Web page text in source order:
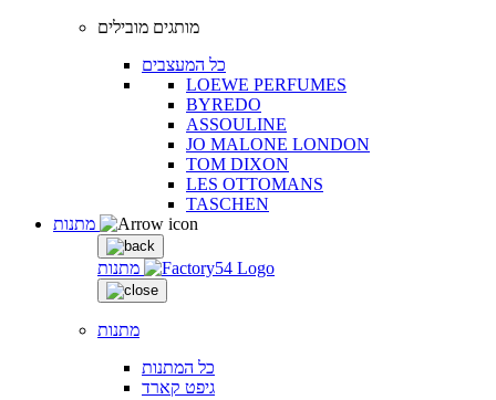
מותגים מובילים
כל המעצבים
LOEWE PERFUMES
BYREDO
ASSOULINE
JO MALONE LONDON
TOM DIXON
LES OTTOMANS
TASCHEN
מתנות
מתנות
כל המתנות
גיפט קארד